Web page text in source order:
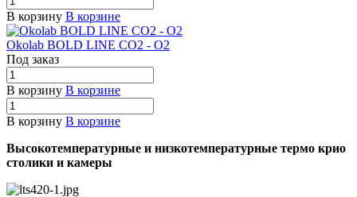
В корзину В корзине
Okolab BOLD LINE CO2 - O2
Под заказ
В корзину В корзине
В корзину В корзине
Высокотемпературные и низкотемпературные термо крио
столики и камеры